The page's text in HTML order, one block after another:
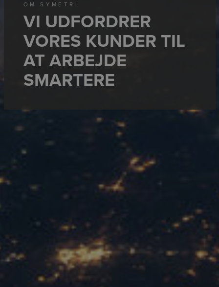
OM SYMETRI
VI UDFORDRER
VORES KUNDER TIL
AT ARBEJDE
SMARTERE